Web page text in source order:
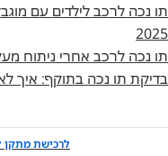
תו נכה לרכב לילדים עם
2025
תו נכה לרכב אחרי ניתוח
בדיקת תו נכה בתוקף: איך
לרכישת מתקן